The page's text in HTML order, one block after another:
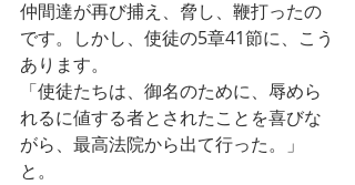
仲間達が再び捕え、脅し、鞭打ったの
です。しかし、使徒の5章41節に、こう
あります。
「使徒たちは、御名のために、辱めら
れるに値する者とされたことを喜びな
がら、最高法院から出て行った。」
と。